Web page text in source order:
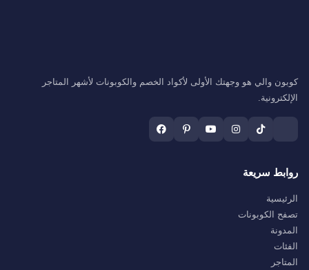
كوبون والي هو وجهتك الأولى لأكواد الخصم والكوبونات لأشهر المتاجر
الإلكترونية.
روابط سريعة
الرئيسية
تصفح الكوبونات
المدونة
الفئات
المتاجر